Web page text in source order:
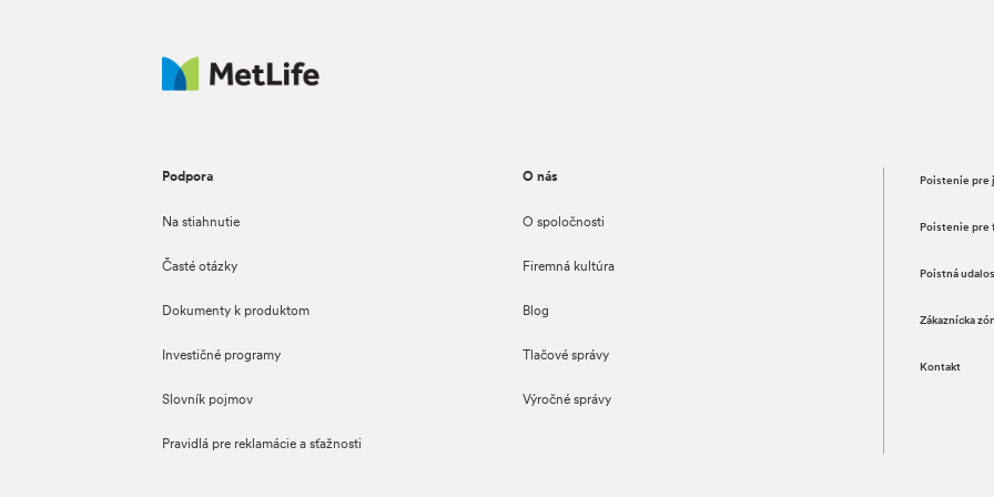
Podpora
Na stiahnutie
Časté otázky
Dokumenty k produktom
Investičné programy
Slovník pojmov
Pravidlá pre reklamácie a sťažnosti
O nás
O spoločnosti
Firemná kultúra
Blog
Tlačové správy
Výročné správy
Poistenie pre
Poistenie pre
Poistná
Zákaznícka
Kontakt